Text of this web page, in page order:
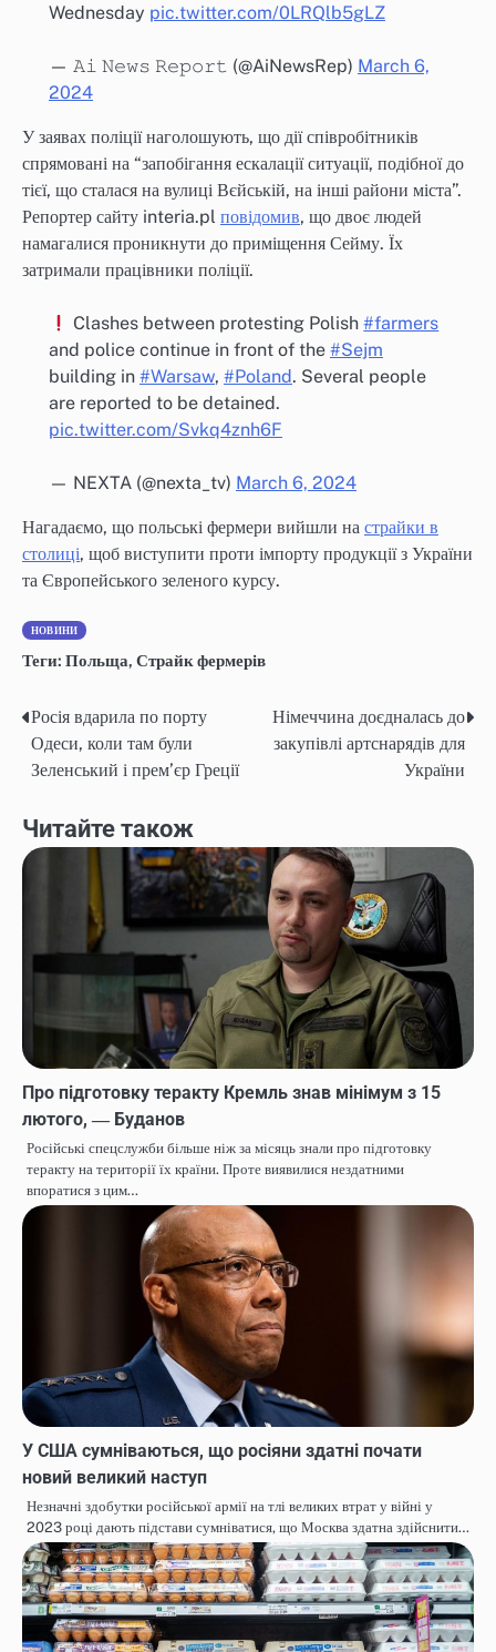
Wednesday pic.twitter.com/0LRQlb5gLZ
— 𝙰𝚒 𝙽𝚎𝚠𝚜 𝚁𝚎𝚙𝚘𝚛𝚝 (@AiNewsRep) March 6,
2024
У заявах поліції наголошують, що дії співробітників
спрямовані на “запобігання ескалації ситуації, подібної до
тієї, що сталася на вулиці Вєйській, на інші райони міста”.
Репортер сайту interia.pl повідомив, що двоє людей
намагалися проникнути до приміщення Сейму. Їх
затримали працівники поліції.
Clashes between protesting Polish#farmers
and police continue in front of the #Sejm
building in #Warsaw, #Poland. Several people
are reported to be detained.
pic.twitter.com/Svkq4znh6F
— NEXTA (@nexta_tv) March 6, 2024
Нагадаємо, що польські фермери вийшли на страйки в
столиці, щоб виступити проти імпорту продукції з України
та Європейського зеленого курсу.
НОВИНИ
Теги: Польща, Страйк фермерів
Навігація
записів
Росія вдарила по порту
Одеси, коли там були
Зеленський і прем’єр Греції
Німеччина доєдналась до
закупівлі артснарядів для
України
Читайте також
Про підготовку теракту Кремль знав мінімум з 15
лютого, ― Буданов
Російські спецслужби більше ніж за місяць знали про підготовку
теракту на території їх країни. Проте виявилися нездатними
впоратися з цим…
У США сумніваються, що росіяни здатні почати
новий великий наступ
Незначні здобутки російської армії на тлі великих втрат у війні у
2023 році дають підстави сумніватися, що Москва здатна здійснити…